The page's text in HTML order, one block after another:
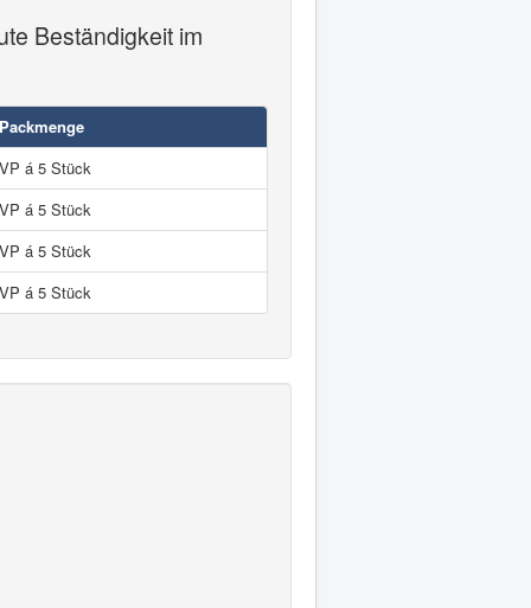
Beständigkeit im
Packmenge
VP á 5 Stück
VP á 5 Stück
VP á 5 Stück
VP á 5 Stück